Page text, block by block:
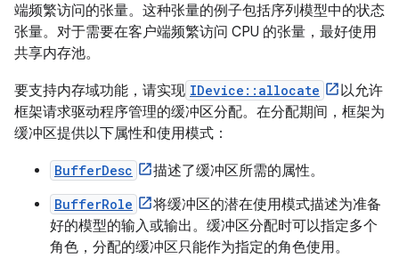
端频繁访问的张量。这种张量的例子包括序列模型中的状态
张量。对于需要在客户端频繁访问 CPU 的张量，最好使用
共享内存池。
要支持内存域功能，请实现 IDevice::allocate
以允许
框架请求驱动程序管理的缓冲区分配。在分配期间，框架为
缓冲区提供以下属性和使用模式：
BufferDesc 描述了缓冲区所需的属性。
BufferRole
将缓冲区的潜在使用模式描述为准备
好的模型的输入或输出。缓冲区分配时可以指定多个
角色，分配的缓冲区只能作为指定的角色使用。